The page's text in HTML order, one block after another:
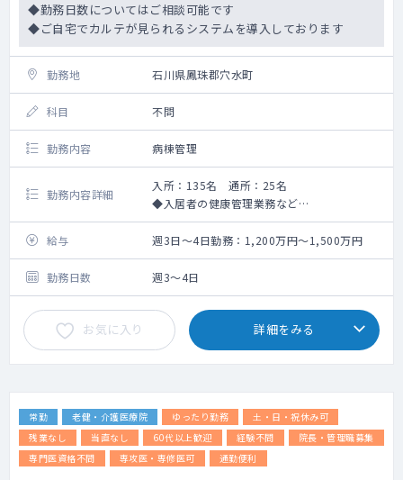
◆勤務日数についてはご相談可能です
◆ご自宅でカルテが見られるシステムを導入しております
勤務地 石川県鳳珠郡穴水町
科目 不問
勤務内容 病棟管理
勤務内容詳細
入所：135名 通所：25名
◆入居者の健康管理業務など
※能登半島地震の復興支援をご依頼する場合
がございます。
給与 週3日～4日勤務：1,200万円～1,500万円
勤務日数 週3～4日
お気に入り 詳細をみる
常勤 老健・介護医療院 ゆったり勤務
土・日・祝休み可
残業なし
当直なし 60代以上歓迎 経験不問
院長・管理職募集
専門医資格不問
専攻医・専修医可 通勤便利